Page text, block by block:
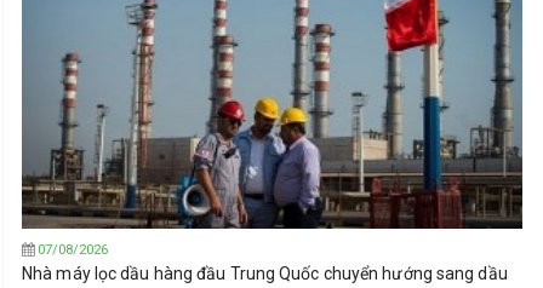
07/08/2026
Nhà máy lọc dầu hàng đầu Trung Quốc chuyển hướng sang dầu